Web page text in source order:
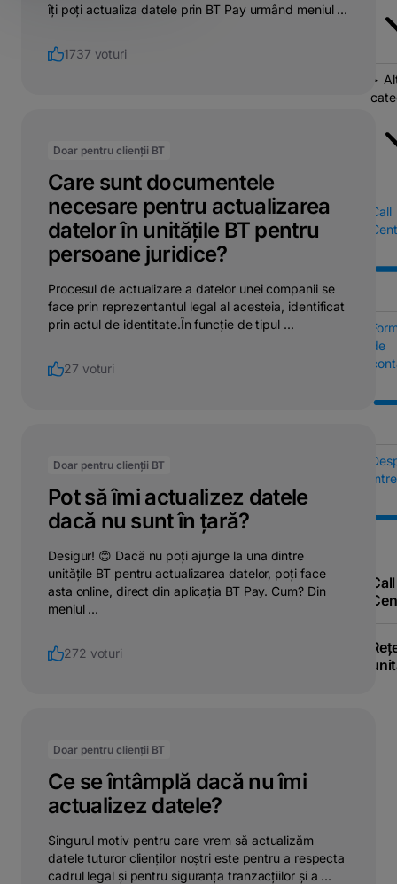
Call
de
Call
îți poți actualiza datele prin BT Pay urmând meniul ...
1737 voturi
Doar pentru clienții BT
Care sunt documentele
necesare pentru actualizarea
datelor în unitățile BT pentru
persoane juridice?
Procesul de actualizare a datelor unei companii se
face prin reprezentantul legal al acesteia, identificat
prin actul de identitate.În funcție de tipul ...
27 voturi
Doar pentru clienții BT
Pot să îmi actualizez datele
dacă nu sunt în țară?
Desigur! 😊 Dacă nu poți ajunge la una dintre
unitățile BT pentru actualizarea datelor, poți face
asta online, direct din aplicația BT Pay. Cum? Din
meniul ...
272 voturi
Doar pentru clienții BT
Ce se întâmplă dacă nu îmi
actualizez datele?
Singurul motiv pentru care vrem să actualizăm
datele tuturor clienților noștri este pentru a respecta
cadrul legal și pentru siguranța tranzacțiilor și a ...